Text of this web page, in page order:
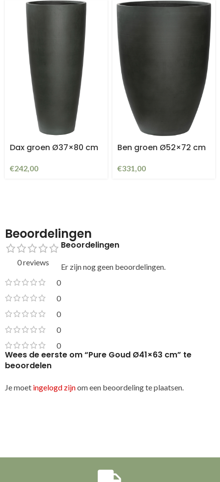
Dax groen Ø37×80 cm
€242,00
Ben groen Ø52×72 cm
€331,00
Beoordelingen
0 reviews
0
0
0
0
0
Beoordelingen
Er zijn nog geen beoordelingen.
Wees de eerste om “Pure Goud Ø41×63 cm” te
beoordelen
Je moet ingelogd zijnom een beoordeling te plaatsen.